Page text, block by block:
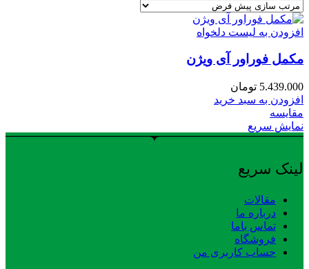
افزودن به لیست دلخواه
مکمل فوراور آی ویژن
5.439.000 تومان
افزودن به سبد خرید
مقایسه
نمایش سریع
لینک سریع
مقالات
درباره ما
تماس باما
فروشگاه
حساب کاربری من